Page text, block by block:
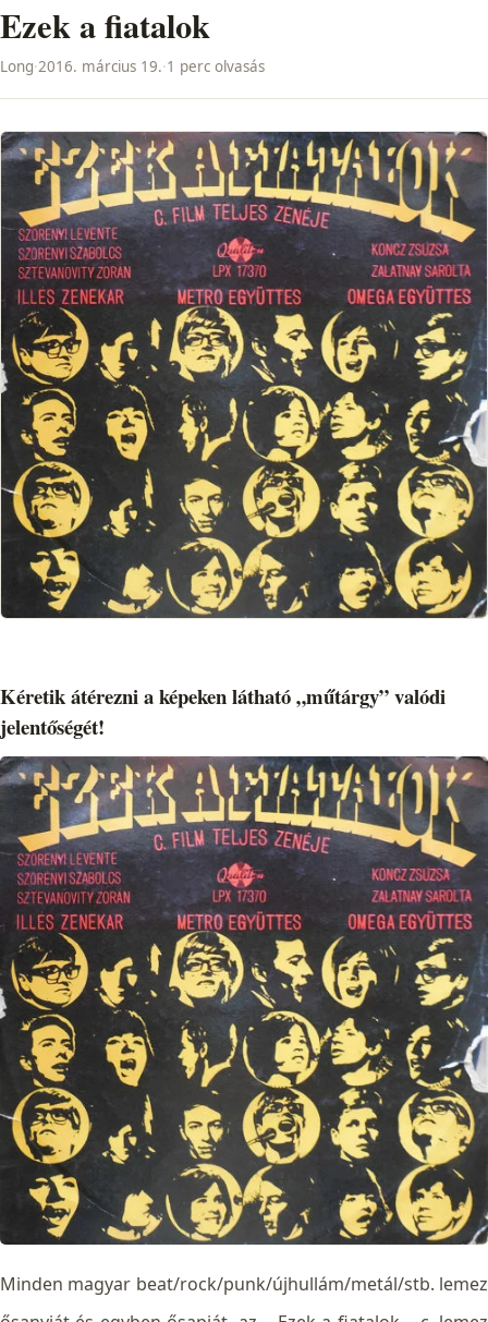
Ezek a fiatalok
Long·2016. március 19.·1 perc olvasás
Kéretik átérezni a képeken látható „műtárgy” valódi
jelentőségét!
Minden magyar beat/rock/punk/újhullám/metál/stb. lemez